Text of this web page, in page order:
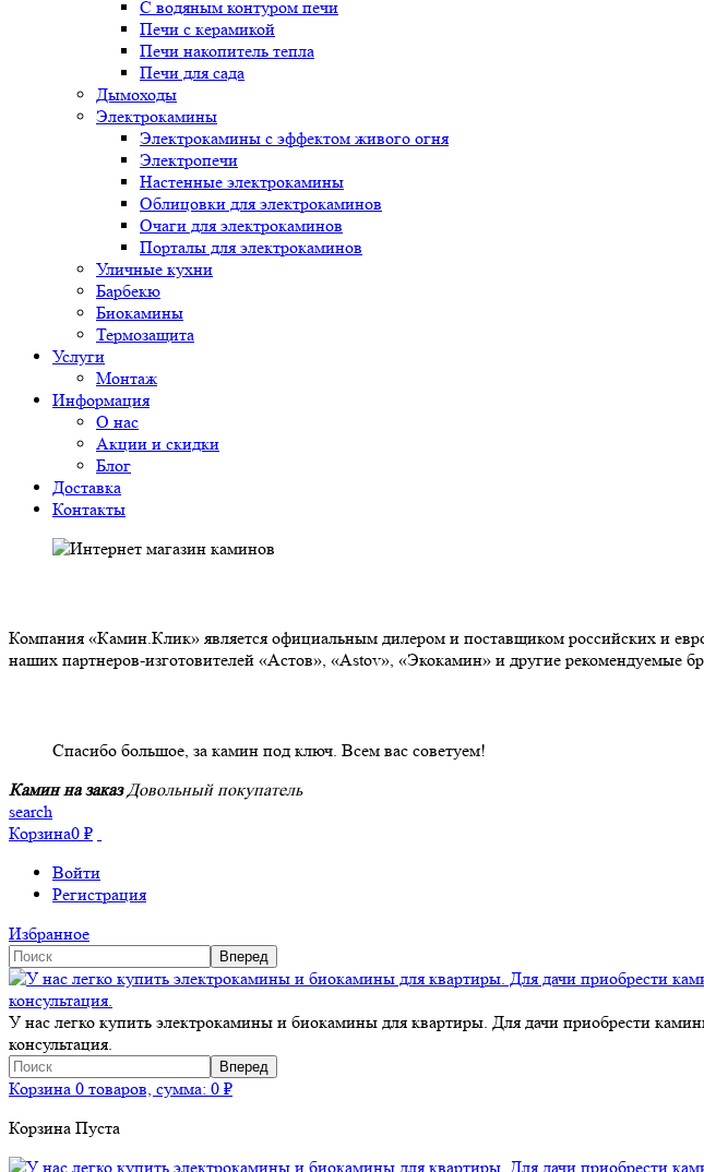
С водяным контуром печи
Печи с керамикой
Печи накопитель тепла
Печи для сада
Дымоходы
Электрокамины
Электрокамины с эффектом живого огня
Электропечи
Настенные электрокамины
Облицовки для электрокаминов
Очаги для электрокаминов
Порталы для электрокаминов
Уличные кухни
Барбекю
Биокамины
Термозащита
Услуги
Монтаж
Информация
О нас
Акции и скидки
Блог
Доставка
Контакты
Компания «Камин.Клик» является официальным дилером и поставщиком российских и
наших партнеров-изготовителей «Астов», «Astov», «Экокамин» и другие рекомендуемые
Спасибо большое, за камин под ключ. Всем вас советуем!
Камин на заказ Довольный покупатель
search
Корзина0 ₽
Войти
Регистрация
Избранное
У нас легко купить электрокамины и биокамины для квартиры. Для дачи приобрести
консультация.
Корзина 0 товаров, сумма: 0 ₽
Корзина Пуста